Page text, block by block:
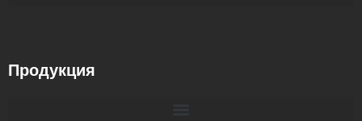
Продукция